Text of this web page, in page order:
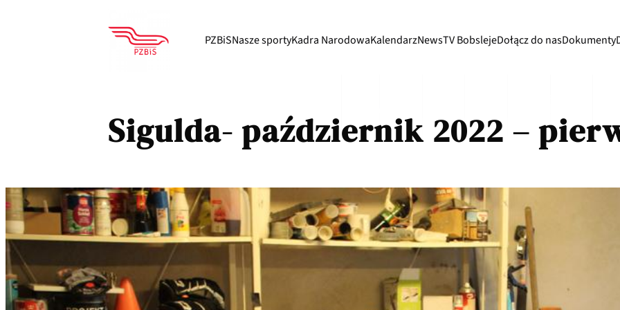
PZBiSNasze sportyKadra NarodowaKalendarzNewsTV BobslejeDołącz do nasDokumenty
Sigulda- październik 2022 –